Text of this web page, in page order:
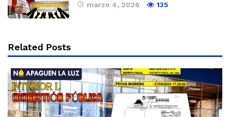
marzo 4, 2026 135
Related Posts